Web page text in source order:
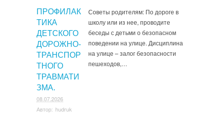
ПРОФИЛАК
ТИКА
ДЕТСКОГО
ДОРОЖНО-
ТРАНСПОР
ТНОГО
ТРАВМАТИ
ЗМА.
08.07.2026
Автор: hudruk
Советы родителям: По дороге в
школу или из нее, проводите
беседы с детьми о безопасном
поведении на улице. Дисциплина
на улице – залог безопасности
пешеходов,…